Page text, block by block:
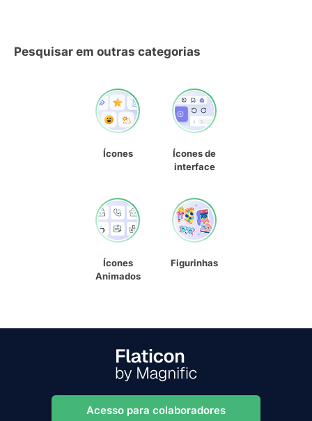
Pesquisar em outras categorias
Ícones
Ícones de
interface
Ícones
Animados
Figurinhas
Acesso para colaboradores